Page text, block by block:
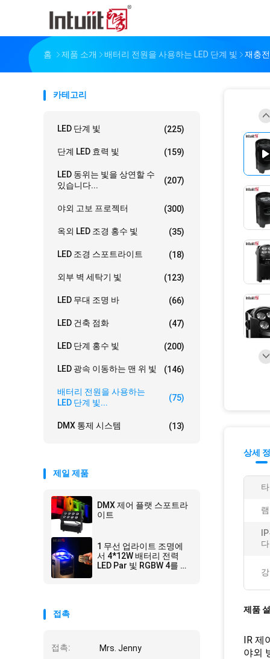
홈 제품 소개 배터리 전원을 사용하는 LED 단계 빛 재충
카테고리
LED 단계 빛 (225)
단계 LED 효력 빛 (159)
LED 동위는 빛을 상연할 수
있습니다...
(207)
야외 고보 프로젝터 (300)
옥외 LED 조경 홍수 빛 (35)
LED 조경 스포트라이트 (18)
외부 벽 세탁기 빛 (123)
LED 무대 조명 바 (66)
LED 건축 점화 (47)
LED 단계 홍수 빛 (200)
LED 광속 이동하는 맨 위 빛 (146)
배터리 전원을 사용하는
LED 단계 빛...
(75)
DMX 통제 시스템 (13)
제일 제품
DMX 제어 플랫 스포트라
이트
1 무선 업라이트 조명에
서 4*12W 배터리 전력
LED Par 빛 RGBW 4를 실
접촉
접촉: Mrs. Jenny
상세
제품
IR 제
야외